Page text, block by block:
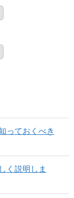
っておくべき
く説明しま